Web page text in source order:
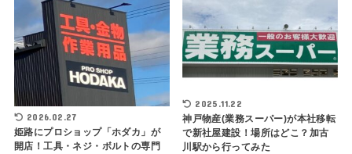
2026.02.27
姫路にプロショップ「ホダカ」が
開店！工具・ネジ・ボルトの専門
2025.11.22
神戸物産(業務スーパー)が本社移転
で新社屋建設！場所はどこ？加古
川駅から行ってみた